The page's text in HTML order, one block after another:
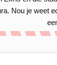
Nou je weet